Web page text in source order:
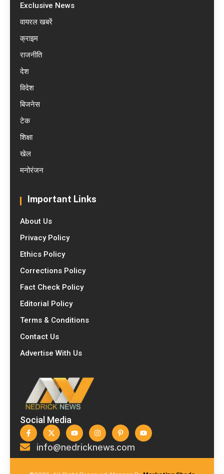
Exclusive News
वायरल खबरें
क्राइम
राजनीति
देश
विदेश
बिजनेस
टेक
शिक्षा
खेल
मनोरंजन
Important Links
About Us
Privacy Policy
Ethics Policy
Corrections Policy
Fact Check Policy
Editorial Policy
Terms & Conditions
Contact Us
Advertise With Us
Social Media
info@nedricknews.com